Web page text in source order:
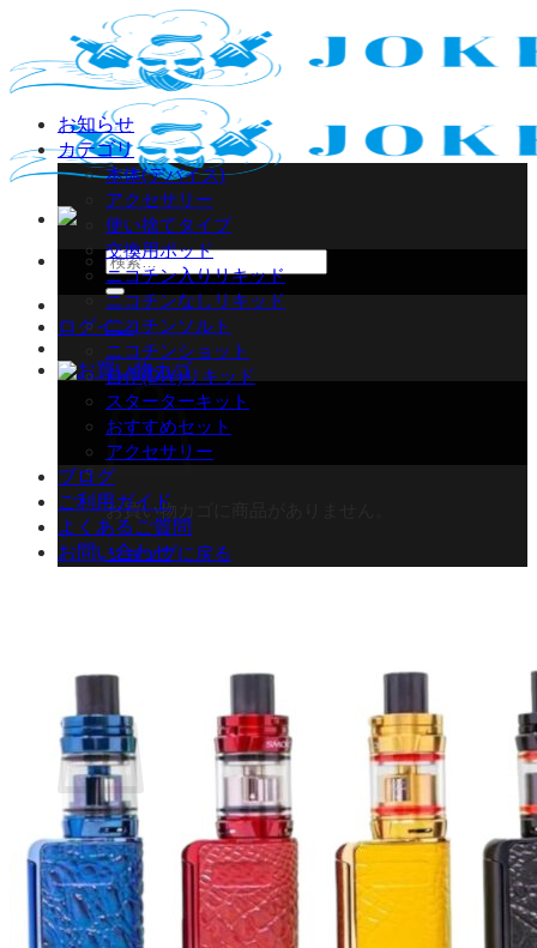
content
検
索
対
象:
ログイン
お買い物カゴに商品がありません。
ショップに戻る
お買い物カゴ
お買い物カゴに商品がありません。
ショップに戻る
お知らせ
カテゴリ
本体(デバイス)
アクセサリー
使い捨てタイプ
交換用ポッド
ニコチン入りリキッド
ニコチンなしリキッド
ニコチンソルト
ニコチンショット
自作(DIY)リキッド
スターターキット
おすすめセット
アクセサリー
ブログ
ご利用ガイド
よくあるご質問
お問い合わせ